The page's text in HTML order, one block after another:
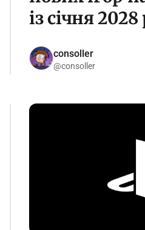
із січня
consoller
@consoller